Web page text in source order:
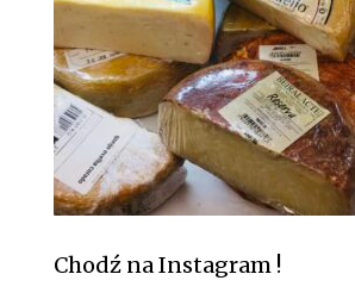
Chodź na Instagram !